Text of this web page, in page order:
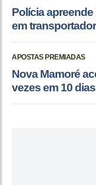
Polícia
em
APOSTAS PREMIADAS
Nova Mamoré
vezes em 10 dias